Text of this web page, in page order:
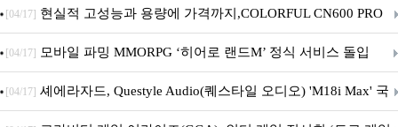
브랜드데이 기획전 진행
[04/17] 현실적 고성능과 용량에 가격까지,COLORFUL CN600 PRO
M.2 NVMe 디앤디컴 1TB
[04/17] 모바일 파밍 MMORPG ‘히어로 랜드M’ 정식 서비스 돌입
[04/17] 셰에라자드, Questyle Audio(퀘스타일 오디오) 'M18i Max' 국